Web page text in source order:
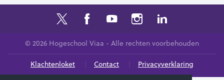
© 2026 Hogeschool Viaa - Alle rechten voorbehouden
Klachtenloket Contact Privacyverklaring